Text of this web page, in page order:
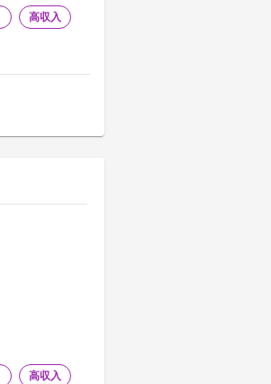
高収入
高収入